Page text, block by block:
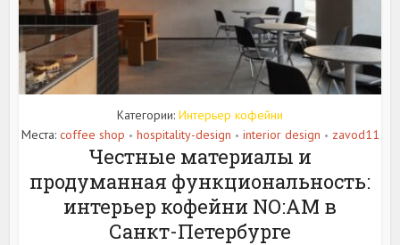
Категории: Интерьер кофейни
Места: coffee shop • hospitality-design • interior design • zavod11
Честные материалы и
продуманная функциональность:
интерьер кофейни NO:AM в
Санкт-Петербурге